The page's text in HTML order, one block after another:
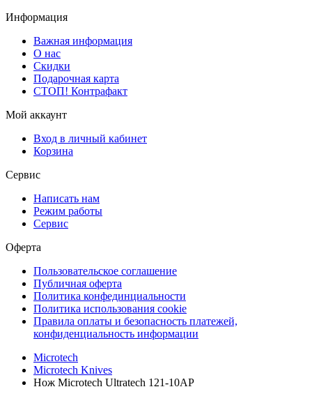
Информация
Важная информация
О нас
Скидки
Подарочная карта
СТОП! Контрафакт
Мой аккаунт
Вход в личный кабинет
Корзина
Сервис
Написать нам
Режим работы
Сервис
Оферта
Пользовательское соглашение
Публичная оферта
Политика конфединциальности
Политика использования cookie
Правила оплаты и безопасность платежей,
конфиденциальность информации
Microtech
Microtech Knives
Нож Microtech Ultratech 121-10AP